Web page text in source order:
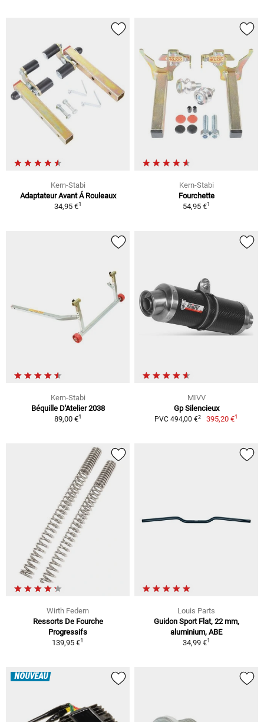
Kern-Stabi
Adaptateur Avant Á Rouleaux
34,95 €1
Kern-Stabi
Fourchette
54,95 €1
Kern-Stabi
Béquille D'Atelier 2038
89,00 €1
MIVV
Gp Silencieux
PVC 494,00 €2 395,20 €1
Wirth Federn
Ressorts De Fourche
Progressifs
139,95 €1
Louis Parts
Guidon Sport Flat, 22 mm,
aluminium, ABE
34,99 €1
NOUVEAU